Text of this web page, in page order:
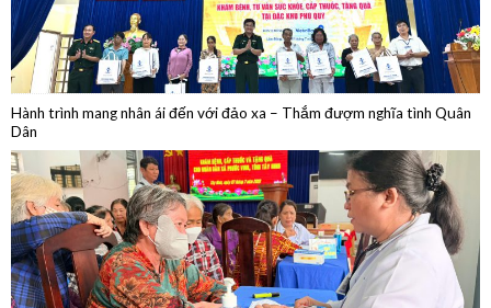
Hành trình mang nhân ái đến với đảo xa – Thắm đượm nghĩa tình Quân
Dân